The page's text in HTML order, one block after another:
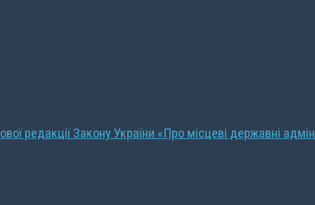
редакції Закону України «Про місцеві державні